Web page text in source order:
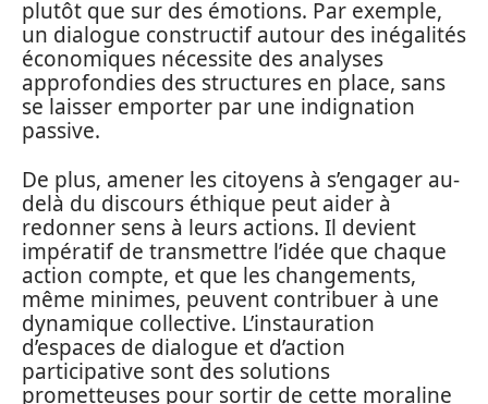
plutôt que sur des émotions. Par exemple,
un dialogue constructif autour des inégalités
économiques nécessite des analyses
approfondies des structures en place, sans
se laisser emporter par une indignation
passive.
De plus, amener les citoyens à s’engager au-
delà du discours éthique peut aider à
redonner sens à leurs actions. Il devient
impératif de transmettre l’idée que chaque
action compte, et que les changements,
même minimes, peuvent contribuer à une
dynamique collective. L’instauration
d’espaces de dialogue et d’action
participative sont des solutions
prometteuses pour sortir de cette moraline